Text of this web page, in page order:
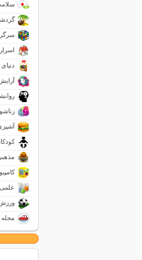
علمی
مجله